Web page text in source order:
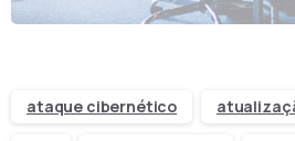
ataque cibernético